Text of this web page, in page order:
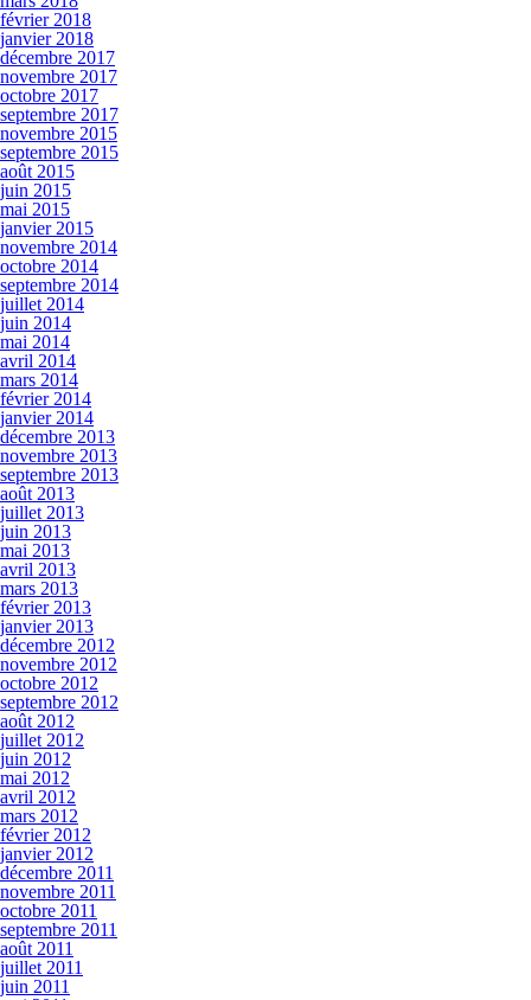
février 2018
janvier 2018
décembre 2017
novembre 2017
octobre 2017
septembre 2017
novembre 2015
septembre 2015
août 2015
juin 2015
mai 2015
janvier 2015
novembre 2014
octobre 2014
septembre 2014
juillet 2014
juin 2014
mai 2014
avril 2014
mars 2014
février 2014
janvier 2014
décembre 2013
novembre 2013
septembre 2013
août 2013
juillet 2013
juin 2013
mai 2013
avril 2013
mars 2013
février 2013
janvier 2013
décembre 2012
novembre 2012
octobre 2012
septembre 2012
août 2012
juillet 2012
juin 2012
mai 2012
avril 2012
mars 2012
février 2012
janvier 2012
décembre 2011
novembre 2011
octobre 2011
septembre 2011
août 2011
juillet 2011
juin 2011